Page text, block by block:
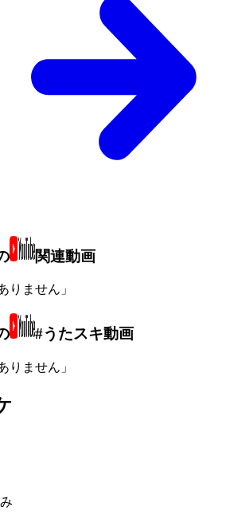
関連動画
りません」
#うたスキ動画
りません」